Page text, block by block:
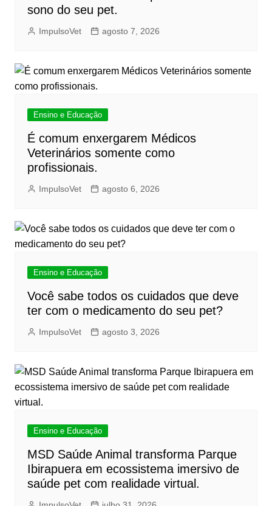
sono do seu pet.
ImpulsoVet agosto 7, 2026
Ensino e Educação
É comum enxergarem Médicos
Veterinários somente como
profissionais.
ImpulsoVet agosto 6, 2026
Ensino e Educação
Você sabe todos os cuidados que deve
ter com o medicamento do seu pet?
ImpulsoVet agosto 3, 2026
Ensino e Educação
MSD Saúde Animal transforma Parque
Ibirapuera em ecossistema imersivo de
saúde pet com realidade virtual.